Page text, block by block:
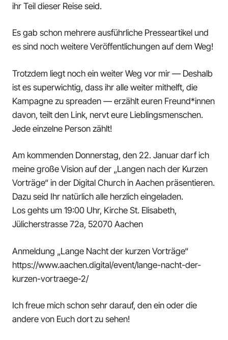
ihr Teil dieser Reise seid.
Es gab schon mehrere ausführliche Presseartikel und
es sind noch weitere Veröffentlichungen auf dem Weg!
Trotzdem liegt noch ein weiter Weg vor mir — Deshalb
ist es superwichtig, dass ihr alle weiter mithelft, die
Kampagne zu spreaden — erzählt euren Freund*innen
davon, teilt den Link, nervt eure Lieblingsmenschen.
Jede einzelne Person zählt!
Am kommenden Donnerstag, den 22. Januar darf ich
meine große Vision auf der „Langen nach der Kurzen
Vorträge“ in der Digital Church in Aachen präsentieren.
Dazu seid Ihr natürlich alle herzlich eingeladen.
Los gehts um 19:00 Uhr, Kirche St. Elisabeth,
Jülicherstrasse 72a, 52070 Aachen
Anmeldung „Lange Nacht der kurzen Vorträge“
https://www.aachen.digital/event/lange-nacht-der-
kurzen-vortraege-2/
Ich freue mich schon sehr darauf, den ein oder die
andere von Euch dort zu sehen!